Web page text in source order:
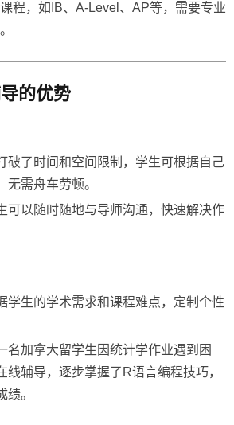
程，如IB、A-Level、AP等，需要专业
的优势
破了时间和空间限制，学生可根据自己
无需舟车劳顿。
可以随时随地与导师沟通，快速解决作
学生的学术需求和课程难点，定制个性
名加拿大留学生因统计学作业遇到困
线辅导，逐步掌握了R语言编程技巧，
。